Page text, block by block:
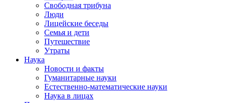
Свободная трибуна
Люди
Лицейские беседы
Семья и дети
Путешествие
Утраты
Наука
Новости и факты
Гуманитарные науки
Естественно-математические науки
Наука в лицах